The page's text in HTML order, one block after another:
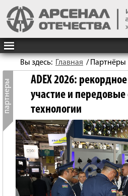
Вы здесь: Главная / Партнёры
ADEX 2026:
участие и
технологии